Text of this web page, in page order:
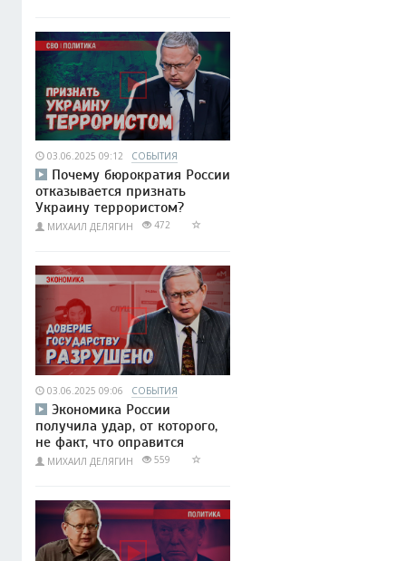
03.06.2025 09:12 СОБЫТИЯ
Почему бюрократия России
отказывается признать
Украину террористом?
МИХАИЛ ДЕЛЯГИН 472
03.06.2025 09:06 СОБЫТИЯ
Экономика России
получила удар, от которого,
не факт, что оправится
МИХАИЛ ДЕЛЯГИН 559